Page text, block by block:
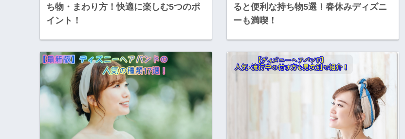
ち物・まわり方！快適に楽しむ5つのポ
イント！
ると便利な持ち物5選！春休みディズニ
ーも満喫！